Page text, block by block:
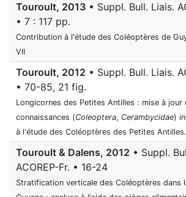
Touroult, 2013 • Suppl. Bull. Liais.
• 7 : 117 pp.
Contribution à l'étude des Coléoptères de
VII
Touroult, 2012 • Suppl. Bull. Liais.
• 70-85, 21 fig.
Longicornes des Petites Antilles : mise à jour
connaissances (Coleoptera, Cerambycidae) in
à l'étude des Coléoptères des Petites
Touroult & Dalens, 2012 • Suppl.
ACOREP-Fr. • 16-24
Stratification verticale des Coléoptères dans